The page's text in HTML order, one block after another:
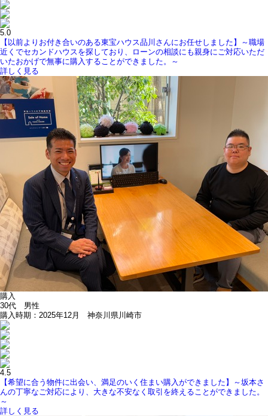
5.0
【以前よりお付き合いのある東宝ハウス品川さんにお任せしました】～職場
近くでセカンドハウスを探しており、ローンの相談にも親身にご対応いただ
いたおかげで無事に購入することができました。～
詳しく見る
購入
30代 男性
購入時期：2025年12月 神奈川県川崎市
4.5
【希望に合う物件に出会い、満足のいく住まい購入ができました】～坂本さ
んの丁寧なご対応により、大きな不安なく取引を終えることができました。
～
詳しく見る